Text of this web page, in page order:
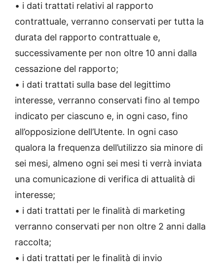
• i dati trattati relativi al rapporto
contrattuale, verranno conservati per tutta la
durata del rapporto contrattuale e,
successivamente per non oltre 10 anni dalla
cessazione del rapporto;
• i dati trattati sulla base del legittimo
interesse, verranno conservati fino al tempo
indicato per ciascuno e, in ogni caso, fino
all’opposizione dell’Utente. In ogni caso
qualora la frequenza dell’utilizzo sia minore di
sei mesi, almeno ogni sei mesi ti verrà inviata
una comunicazione di verifica di attualità di
interesse;
• i dati trattati per le finalità di marketing
verranno conservati per non oltre 2 anni dalla
raccolta;
• i dati trattati per le finalità di invio